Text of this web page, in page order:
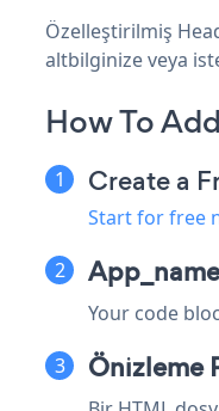
Özelleştirilmiş
altbilginize veya
How To
Create a
Start for free
Your code
Önizleme